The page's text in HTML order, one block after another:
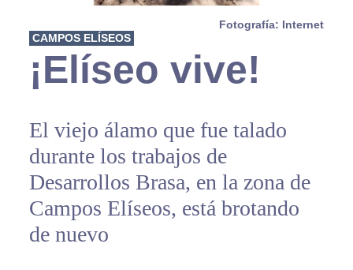
Fotografía: Internet
CAMPOS ELÍSEOS
¡Elíseo vive!
El viejo álamo que fue talado
durante los trabajos de
Desarrollos Brasa, en la zona de
Campos Elíseos, está brotando
de nuevo